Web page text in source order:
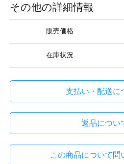
その他の詳細情報
販売価格
在庫状況
支払い・配送に
返品につい
この商品について問